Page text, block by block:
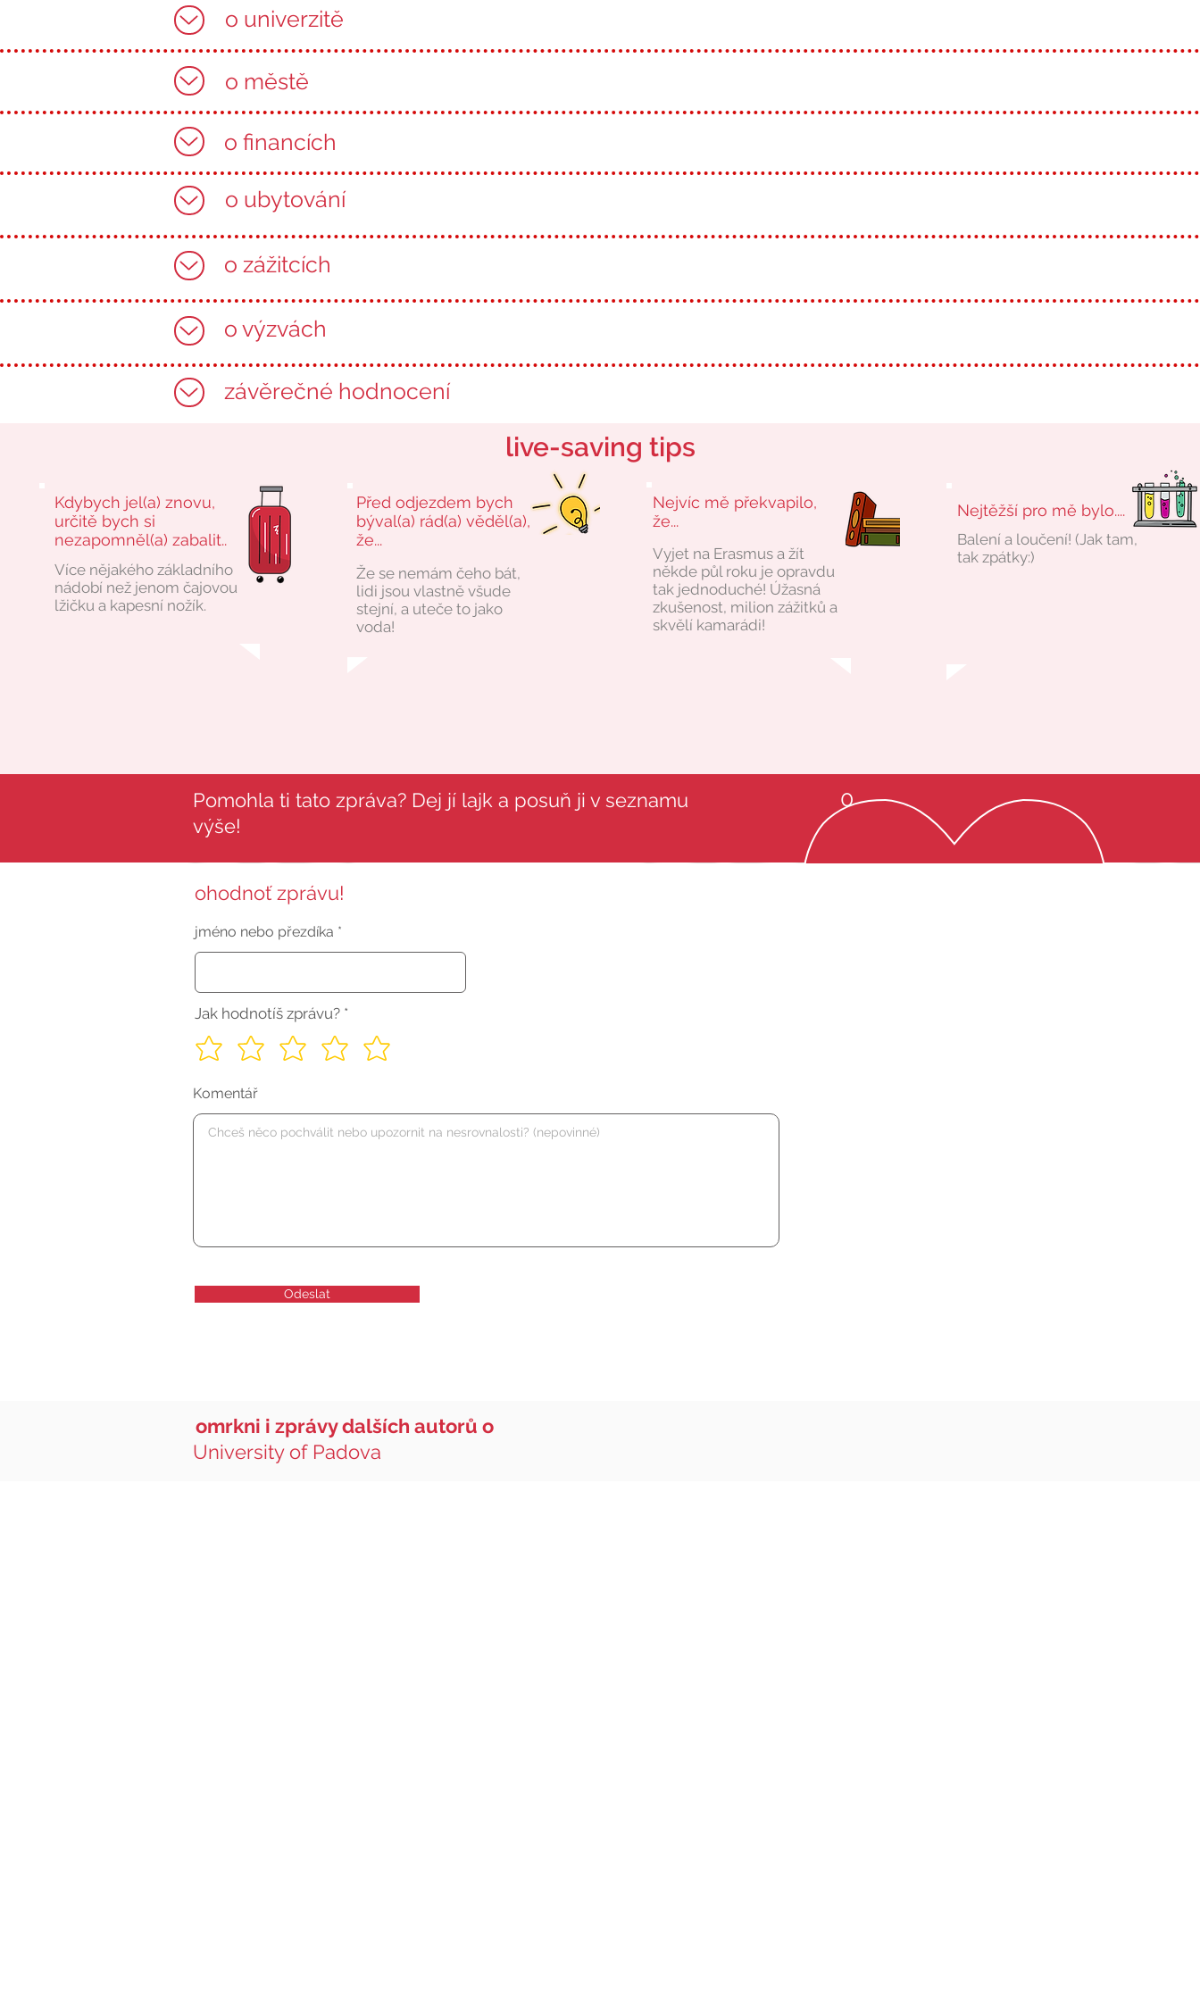
o univerzitě
o městě
o financích
o ubytování
o zážitcích
o výzvách
závěrečné hodnocení
live-saving tips
Kdybych jel(a) znovu,
určitě bych si
nezapomněl(a) zabalit..
Více nějakého základního
nádobí než jenom čajovou
lžičku a kapesní nožík.
Před odjezdem bych
býval(a) rád(a) věděl(a),
že...
Že se nemám čeho bát,
lidi jsou vlastně všude
stejní, a uteče to jako
voda!
Nejvíc mě překvapilo,
že...
Vyjet na Erasmus a žít
někde půl roku je opravdu
tak jednoduché! Úžasná
zkušenost, milion zážitků a
skvělí kamarádi!
Nejtěžší pro mě bylo....
Balení a loučení! (Jak tam,
tak zpátky:)
Pomohla ti tato zpráva? Dej jí lajk a posuň ji v seznamu
výše!
0
ohodnoť zprávu!
jméno nebo přezdíka
Jak hodnotíš zprávu?
Komentář
Odeslat
omrkni i zprávy dalších autorů o
University of Padova